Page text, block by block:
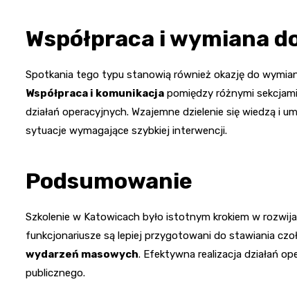
Współpraca i wymiana
Spotkania tego typu stanowią również okazję do
Współpraca i komunikacja pomiędzy różnymi
działań operacyjnych. Wzajemne dzielenie się wiedzą i
sytuacje wymagające szybkiej interwencji.
Podsumowanie
Szkolenie w Katowicach było istotnym krokiem w
funkcjonariusze są lepiej przygotowani do stawiania
wydarzeń masowych. Efektywna realizacja działań
publicznego.